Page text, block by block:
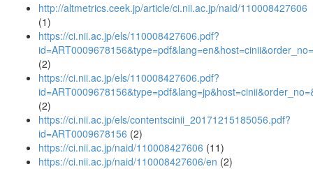
http://altmetrics.ceek.jp/article/ci.nii.ac.jp/naid/110008427606
(1)
https://ci.nii.ac.jp/els/110008427606.pdf?
(2)
https://ci.nii.ac.jp/els/110008427606.pdf?
(2)
https://ci.nii.ac.jp/els/contentscinii_20171215185056.pdf?
id=ART0009678156 (2)
https://ci.nii.ac.jp/naid/110008427606 (11)
https://ci.nii.ac.jp/naid/110008427606/en (2)